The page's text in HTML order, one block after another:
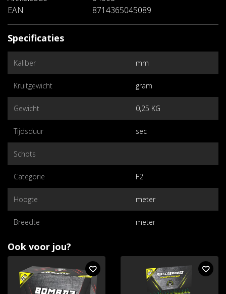
EAN
8714365045089
Specificaties
Kaliber mm
Kruitgewicht gram
Gewicht 0,25 KG
Tijdsduur sec
Schots
Categorie F2
Hoogte meter
Breedte meter
Ook voor jou?